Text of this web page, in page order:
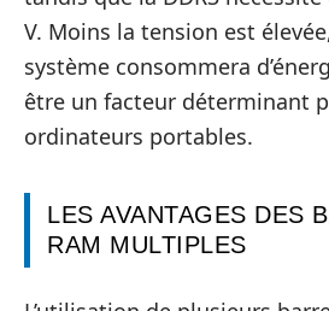
V. Moins la tension est
système consommera
être un facteur déterminant
ordinateurs portables.
LES AVANTAGES DES
RAM MULTIPLES